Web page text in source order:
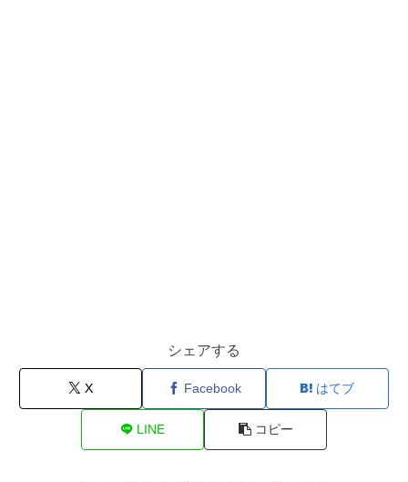
シェアする
X Facebook はてブ
LINE コピー